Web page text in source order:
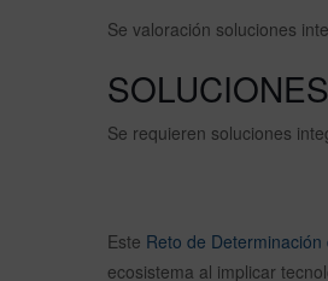
Se valoración soluciones
Se requieren soluciones
Este Reto de
ecosistema al implicar